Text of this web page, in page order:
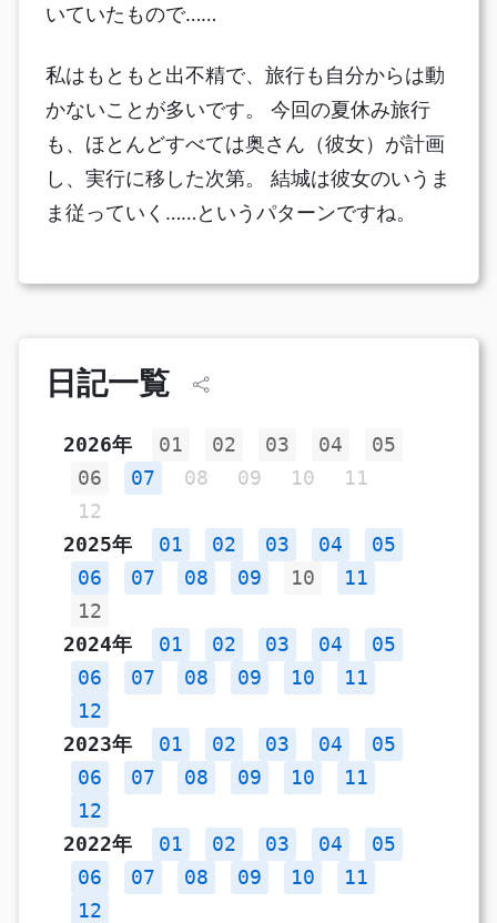
いていたもので……
私はもともと出不精で、旅行も自分からは動
かないことが多いです。 今回の夏休み旅行
も、ほとんどすべては奥さん（彼女）が計画
し、実行に移した次第。 結城は彼女のいうま
ま従っていく……というパターンですね。
日記一覧
2026年 01 02 03 04
05
06
07 08 09 10
11
12
2025年
01 02 03 04
05
06
07 08 09 10
11
12
2024年
01 02 03 04
05
06
07 08 09 10
11
12
2023年
01 02 03 04
05
06
07 08 09 10
11
12
2022年
01 02 03 04
05
06
07 08 09 10
11
12